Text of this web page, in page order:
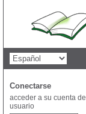
Conectarse
acceder a su cuenta de
usuario